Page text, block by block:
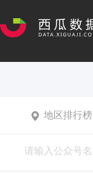
地区排行榜